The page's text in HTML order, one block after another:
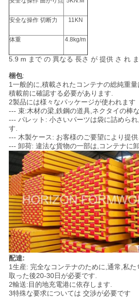
い
地
図
PRIVACY
POLICY
安全な操作 切断力 11KN
体重 4.8kg/m
5.9 m まで の 異なる 長さ が 提供 さ れ
梱包:
1一般的に,積載されたコンテナの総純重
積載前に確認する必要があります.
2製品には様々なパッケージが使われます
--- 束:木材の梁,鉄鋼の道具,ネクタイの棒
--- パレット: 小さいパーツは袋に詰めら
す.
--- 木製ケース: お客様のご要望により提
--- 卸荷: 違法な貨物の一部は,コンテナに
配達:
1生産: 完全なコンテナのために,通常,私
取った後20-30日が必要です.
2輸送:目的地充電港に依存します.
3特殊な要求については 交渉が必要です